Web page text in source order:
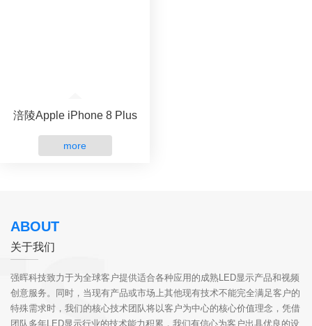
涪陵Apple iPhone 8 Plus
more
ABOUT
关于我们
强晖科技致力于为全球客户提供适合各种应用的成熟LED显示产品和视频
创意服务。同时，当现有产品或市场上其他现有技术不能完全满足客户的
特殊需求时，我们的核心技术团队将以客户为中心的核心价值理念，凭借
团队多年LED显示行业的技术能力积累，我们有信心为客户出具优良的设